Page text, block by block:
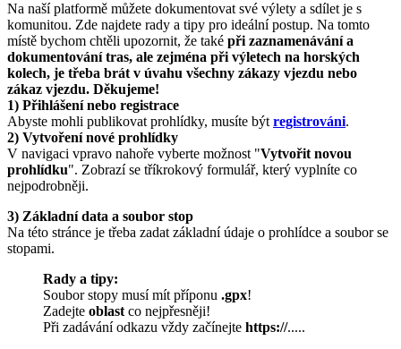
Na naší platformě můžete dokumentovat své výlety a sdílet je s
komunitou. Zde najdete rady a tipy pro ideální postup. Na tomto
místě bychom chtěli upozornit, že také při zaznamenávání a
dokumentování tras, ale zejména při výletech na horských
kolech, je třeba brát v úvahu všechny zákazy vjezdu nebo
zákaz vjezdu. Děkujeme!
1) Přihlášení nebo registrace
Abyste mohli publikovat prohlídky, musíte být registrováni.
2) Vytvoření nové prohlídky
V navigaci vpravo nahoře vyberte možnost "Vytvořit novou
prohlídku". Zobrazí se tříkrokový formulář, který vyplníte co
nejpodrobněji.
3) Základní data a soubor stop
Na této stránce je třeba zadat základní údaje o prohlídce a soubor se
stopami.
Rady a tipy:
Soubor stopy musí mít příponu .gpx!
Zadejte oblast co nejpřesněji!
Při zadávání odkazu vždy začínejte https://.....